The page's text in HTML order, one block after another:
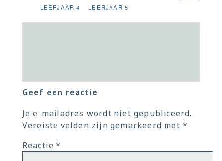
LEERJAAR 4
LEERJAAR 5
Geef een reactie
Je e-mailadres wordt niet gepubliceerd.
Vereiste velden zijn gemarkeerd met *
Reactie*